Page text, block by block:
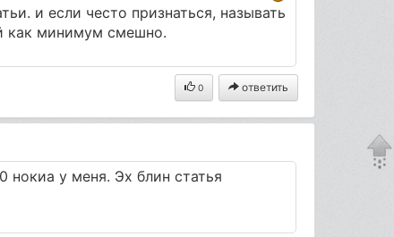
и если често признаться, называть
как минимум смешно.
0 ответить
у меня. Эх блин статья